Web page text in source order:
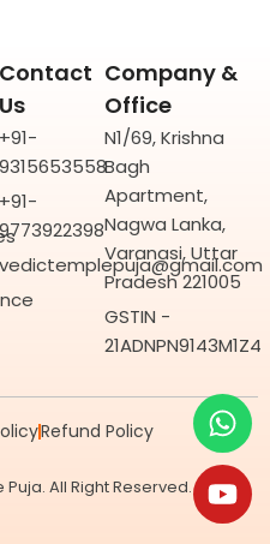
Contact
Us
+91-
9315653558
+91-
vedictemplepuja@gmail.com
Company &
Office
N1/69, Krishna
Bagh
Apartment,
Nagwa Lanka,
Varanasi, Uttar
Pradesh 221005
GSTIN -
21ADNPN9143M1Z4
All Right Reserved.
Refund Policy